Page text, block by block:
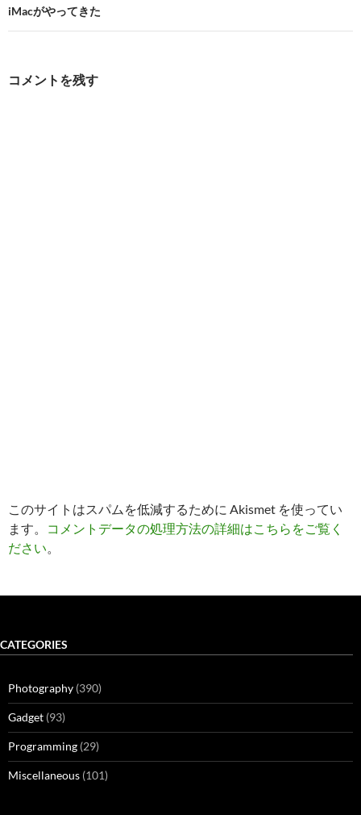
ビ
ゲ
iMacがやってきた
コメントを残す
このサイトはスパムを低減するために Akismet を使ってい
ます。
コメントデータの処理方法の詳細はこちらをご覧く
ださい。
CATEGORIES
Photography (390)
Gadget (93)
Programming (29)
Miscellaneous (101)